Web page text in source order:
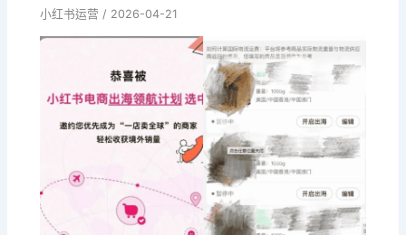
小红书运营 / 2026-04-21